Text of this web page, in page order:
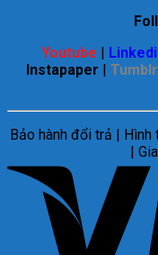
Youtube
Instapaper
Tumblr
Bảo hành đổi trả | Hình
|